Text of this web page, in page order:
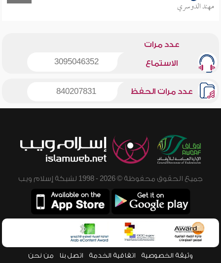
مهند الدوسري
عدد مرات
الاستماع 3095046352
عدد مرات الحفظ 840207831
جميع الحقوق محفوظة © 2026 - 1998 لشبكة إسلام ويب
وثيقة الخصوصية اتفاقية الخدمة اتصل بنا من نحن